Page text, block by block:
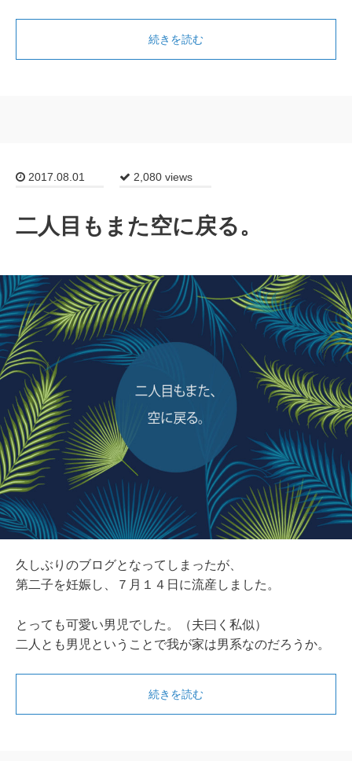
続きを読む
2017.08.01 2,080 views
二人目もまた空に戻る。
久しぶりのブログとなってしまったが、
第二子を妊娠し、７月１４日に流産しました。
とっても可愛い男児でした。（夫曰く私似）
二人とも男児ということで我が家は男系なのだろうか。
続きを読む